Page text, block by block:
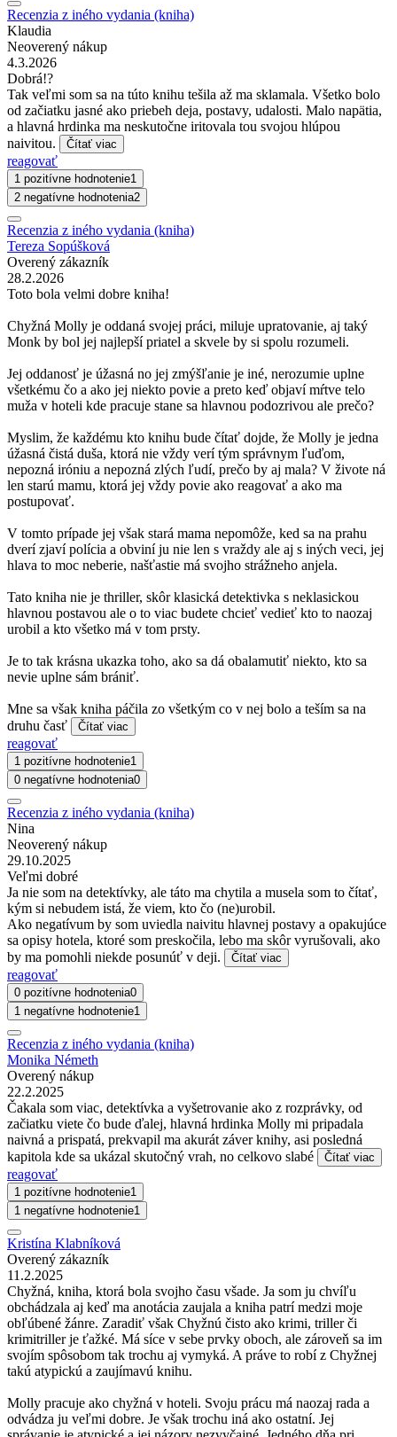
Recenzia z iného vydania (kniha)
Klaudia
Neoverený nákup
4.3.2026
Dobrá!?
Tak veľmi som sa na túto knihu tešila až ma sklamala. Všetko bolo
od začiatku jasné ako priebeh deja, postavy, udalosti. Malo napätia,
a hlavná hrdinka ma neskutočne iritovala tou svojou hlúpou
naivitou.
Čítať viac
reagovať
1 pozitívne hodnotenie1
2 negatívne hodnotenia2
Recenzia z iného vydania (kniha)
Tereza Sopúšková
Overený zákazník
28.2.2026
Toto bola velmi dobre kniha!
Chyžná Molly je oddaná svojej práci, miluje upratovanie, aj taký
Monk by bol jej najlepší priatel a skvele by si spolu rozumeli.
Jej oddanosť je úžasná no jej zmýšľanie je iné, nerozumie uplne
všetkému čo a ako jej niekto povie a preto keď objaví mŕtve telo
muža v hoteli kde pracuje stane sa hlavnou podozrivou ale prečo?
Myslim, že každému kto knihu bude čítať dojde, že Molly je jedna
úžasná čistá duša, ktorá nie vždy verí tým správnym ľuďom,
nepozná iróniu a nepozná zlých ľudí, prečo by aj mala? V živote ná
len starú mamu, ktorá jej vždy povie ako reagovať a ako ma
postupovať.
V tomto prípade jej však stará mama nepomôže, ked sa na prahu
dverí zjaví polícia a obviní ju nie len s vraždy ale aj s iných veci, jej
hlava to moc neberie, našťastie má svojho strážneho anjela.
Tato kniha nie je thriller, skôr klasická detektivka s neklasickou
hlavnou postavou ale o to viac budete chcieť vedieť kto to naozaj
urobil a kto všetko má v tom prsty.
Je to tak krásna ukazka toho, ako sa dá obalamutiť niekto, kto sa
nevie uplne sám brániť.
Mne sa však kniha páčila zo všetkým co v nej bolo a teším sa na
druhu časť
Čítať viac
reagovať
1 pozitívne hodnotenie1
0 negatívne hodnotenia0
Recenzia z iného vydania (kniha)
Nina
Neoverený nákup
29.10.2025
Veľmi dobré
Ja nie som na detektívky, ale táto ma chytila a musela som to čítať,
kým si nebudem istá, že viem, kto čo (ne)urobil.
Ako negatívum by som uviedla naivitu hlavnej postavy a opakujúce
sa opisy hotela, ktoré som preskočila, lebo ma skôr vyrušovali, ako
by ma pomohli niekde posunúť v deji.
Čítať viac
reagovať
0 pozitívne hodnotenia0
1 negatívne hodnotenie1
Recenzia z iného vydania (kniha)
Monika Németh
Overený nákup
22.2.2025
Čakala som viac, detektívka a vyšetrovanie ako z rozprávky, od
začiatku viete čo bude ďalej, hlavná hrdinka Molly mi pripadala
naivná a prispatá, prekvapil ma akurát záver knihy, asi posledná
kapitola kde sa ukázal skutočný vrah, no celkovo slabé
Čítať viac
reagovať
1 pozitívne hodnotenie1
1 negatívne hodnotenie1
Kristína Klabníková
Overený zákazník
11.2.2025
Chyžná, kniha, ktorá bola svojho času všade. Ja som ju chvíľu
obchádzala aj keď ma anotácia zaujala a kniha patrí medzi moje
obľúbené žánre. Zaradiť však Chyžnú čisto ako krimi, triller či
krimitriller je ťažké. Má síce v sebe prvky oboch, ale zároveň sa im
svojím spôsobom tak trochu aj vymyká. A práve to robí z Chyžnej
takú atypickú a zaujímavú knihu.
Molly pracuje ako chyžná v hoteli. Svoju prácu má naozaj rada a
odvádza ju veľmi dobre. Je však trochu iná ako ostatní. Jej